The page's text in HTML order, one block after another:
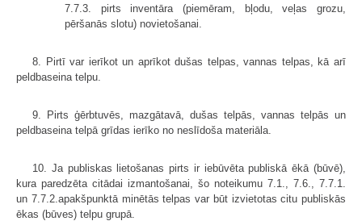
7.7.3. pirts inventāra (piemēram, bļodu, veļas grozu,
pēršanās slotu) novietošanai.
8. Pirtī var ierīkot un aprīkot dušas telpas, vannas telpas, kā arī
peldbaseina telpu.
9. Pirts ģērbtuvēs, mazgātavā, dušas telpās, vannas telpās un
peldbaseina telpā grīdas ierīko no neslīdoša materiāla.
10. Ja publiskas lietošanas pirts ir iebūvēta publiskā ēkā (būvē),
kura paredzēta citādai izmantošanai, šo noteikumu 7.1., 7.6., 7.7.1.
un 7.7.2.apakšpunktā minētās telpas var būt izvietotas citu publiskās
ēkas (būves) telpu grupā.